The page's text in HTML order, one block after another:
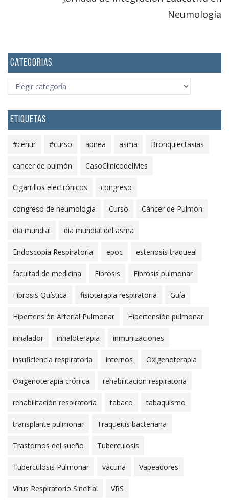
Neumología
CATEGORIAS
CATEGORIAS
ETIQUETAS
#cenur #curso apnea asma Bronquiectasias
cancer de pulmón CasoClinicodelMes
Cigarrillos electrónicos congreso
congreso de neumologia Curso Cáncer de Pulmón
dia mundial dia mundial del asma
Endoscopía Respiratoria epoc estenosis traqueal
facultad de medicina Fibrosis Fibrosis pulmonar
Fibrosis Quística fisioterapia respiratoria Guía
Hipertensión Arterial Pulmonar Hipertensión pulmonar
inhalador inhaloterapia inmunizaciones
insuficiencia respiratoria internos Oxigenoterapia
Oxigenoterapia crónica rehabilitacion respiratoria
rehabilitación respiratoria tabaco tabaquismo
transplante pulmonar Traqueitis bacteriana
Trastornos del sueño Tuberculosis
Tuberculosis Pulmonar vacuna Vapeadores
Virus Respiratorio Sincitial VRS